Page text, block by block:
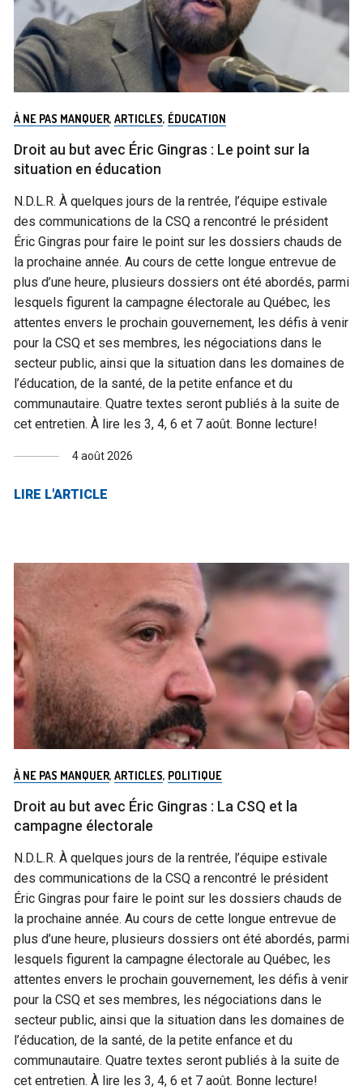
À NE PAS MANQUER, ARTICLES, ÉDUCATION
Droit au but avec Éric Gingras : Le point sur la
situation en éducation
N.D.L.R. À quelques jours de la rentrée, l’équipe estivale
des communications de la CSQ a rencontré le président
Éric Gingras pour faire le point sur les dossiers chauds de
la prochaine année. Au cours de cette longue entrevue de
plus d’une heure, plusieurs dossiers ont été abordés, parmi
lesquels figurent la campagne électorale au Québec, les
attentes envers le prochain gouvernement, les défis à venir
pour la CSQ et ses membres, les négociations dans le
secteur public, ainsi que la situation dans les domaines de
l’éducation, de la santé, de la petite enfance et du
communautaire. Quatre textes seront publiés à la suite de
cet entretien. À lire les 3, 4, 6 et 7 août. Bonne lecture!
4 août 2026
LIRE L'ARTICLE
À NE PAS MANQUER, ARTICLES, POLITIQUE
Droit au but avec Éric Gingras : La CSQ et la
campagne électorale
N.D.L.R. À quelques jours de la rentrée, l’équipe estivale
des communications de la CSQ a rencontré le président
Éric Gingras pour faire le point sur les dossiers chauds de
la prochaine année. Au cours de cette longue entrevue de
plus d’une heure, plusieurs dossiers ont été abordés, parmi
lesquels figurent la campagne électorale au Québec, les
attentes envers le prochain gouvernement, les défis à venir
pour la CSQ et ses membres, les négociations dans le
secteur public, ainsi que la situation dans les domaines de
l’éducation, de la santé, de la petite enfance et du
communautaire. Quatre textes seront publiés à la suite de
cet entretien. À lire les 3, 4, 6 et 7 août. Bonne lecture!